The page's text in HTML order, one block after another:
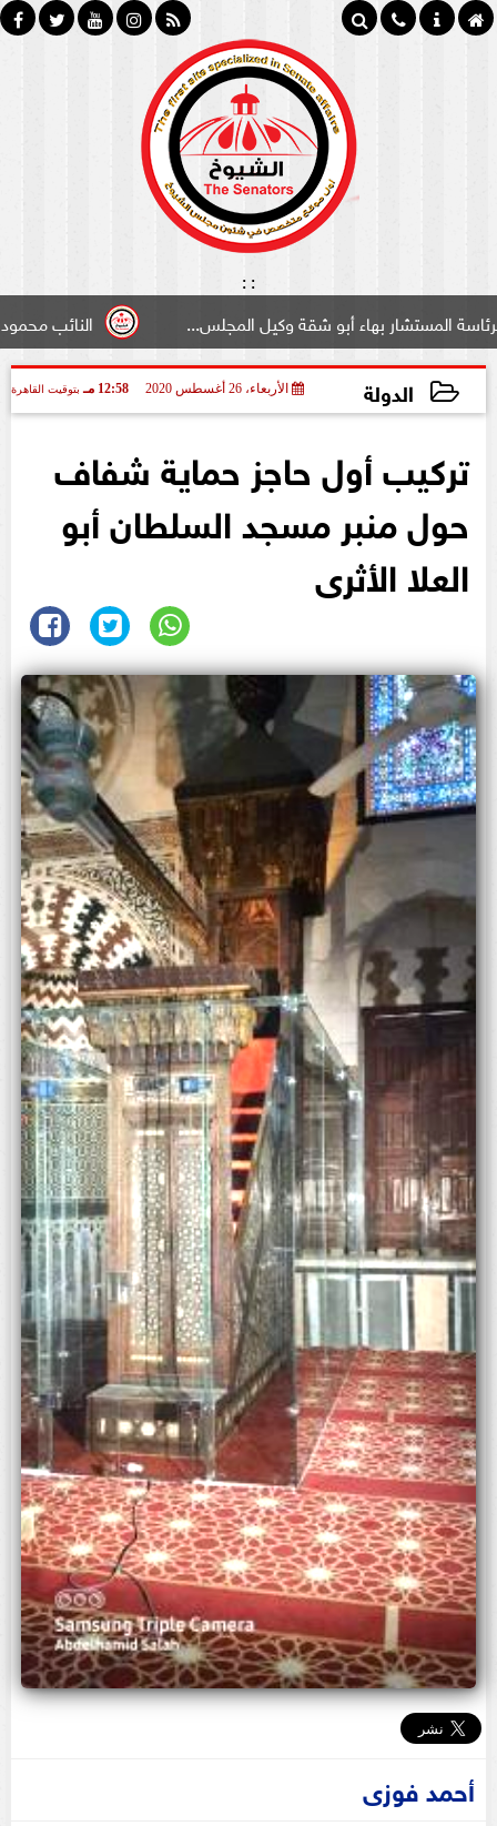
:
:
النائب محمود سامي
أبو شقة وكيل المجلس...
الدولة الأربعاء، 26 أغسطس 2020 12:58 مـ بتوقيت القاهرة
تركيب أول حاجز حماية شفاف
حول منبر مسجد السلطان أبو
العلا الأثرى
أحمد فوزى